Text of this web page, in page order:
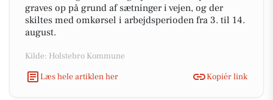
graves op på grund af sætninger i vejen, og der
skiltes med omkørsel i arbejdsperioden fra 3. til 14.
august.
Kilde: Holstebro Kommune
Læs hele artiklen her
Kopiér link